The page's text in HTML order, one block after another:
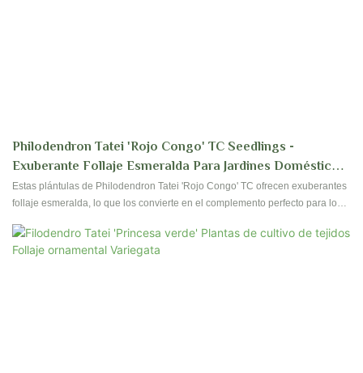
Philodendron Tatei 'Rojo Congo' TC Seedlings -
Exuberante Follaje Esmeralda Para Jardines Domésticos
& Plantadores Comerciales
Estas plántulas de Philodendron Tatei 'Rojo Congo' TC ofrecen exuberantes
follaje esmeralda, lo que los convierte en el complemento perfecto para los
inferior roja y los requisitos de atención fácil, estas plantas seguramente
traerán un toque de elegancia tropical a cualquier entorno